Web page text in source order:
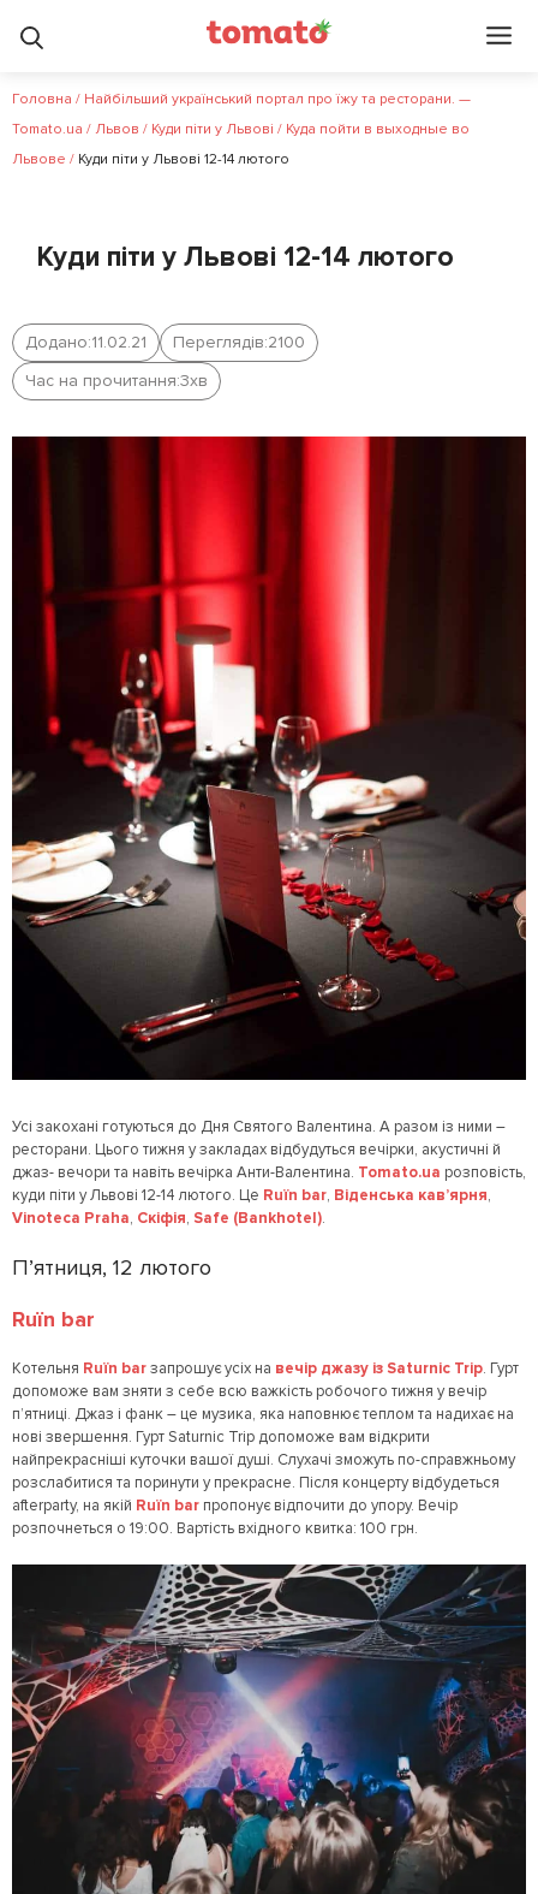
Головна / Найбільший український портал про їжу та ресторани. —
Tomato.ua / Львов / Куди піти у Львові / Куда пойти в выходные во
Львове / Куди піти у Львові 12-14 лютого
Куди піти у Львові 12-14 лютого
Додано:11.02.21 Переглядів:2100
Час на прочитання:3хв
Усі закохані готуються до Дня Святого Валентина. А разом із ними –
ресторани. Цього тижня у закладах відбудуться вечірки, акустичні й
джаз- вечори та навіть вечірка Анти-Валентина. Tomato.ua розповість,
куди піти у Львові 12-14 лютого. Це Ruїn bar, Віденська кав’ярня,
Vinoteca Praha, Скіфія, Safe (Bankhotel).
П’ятниця, 12 лютого
Ruїn bar
Котельня Ruїn barзапрошує усіх на вечір джазу із Saturnic Trip. Гурт
допоможе вам зняти з себе всю важкість робочого тижня у вечір
п’ятниці. Джаз і фанк – це музика, яка наповнює теплом та надихає на
нові звершення. Гурт Saturnic Trip допоможе вам відкрити
найпрекрасніші куточки вашої душі. Слухачі зможуть по-справжньому
розслабитися та поринути у прекрасне. Після концерту відбудеться
afterparty, на якій Ruїn bar пропонує відпочити до упору. Вечір
розпочнеться о 19:00. Вартість вхідного квитка: 100 грн.